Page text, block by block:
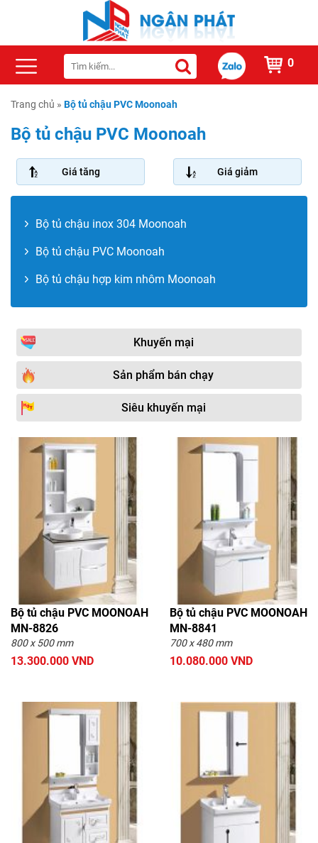
0
Trang chủ » Bộ tủ chậu PVC Moonoah
Bộ tủ chậu PVC Moonoah
Giá tăng Giá giảm
Bộ tủ chậu inox 304 Moonoah
Bộ tủ chậu PVC Moonoah
Bộ tủ chậu hợp kim nhôm Moonoah
Khuyến mại
Sản phẩm bán chạy
Siêu khuyến mại
Bộ tủ chậu PVC MOONOAH
MN-8826
800 x 500 mm
13.300.000 VND
Bộ tủ chậu PVC MOONOAH
MN-8841
700 x 480 mm
10.080.000 VND